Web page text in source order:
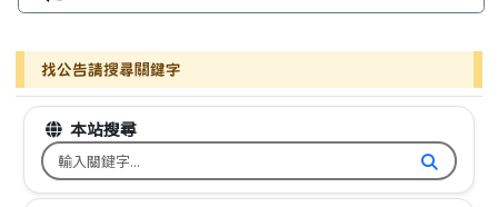
找公告請搜尋關鍵字
本站搜尋
搜尋台南市文元國小全球資訊網關鍵字